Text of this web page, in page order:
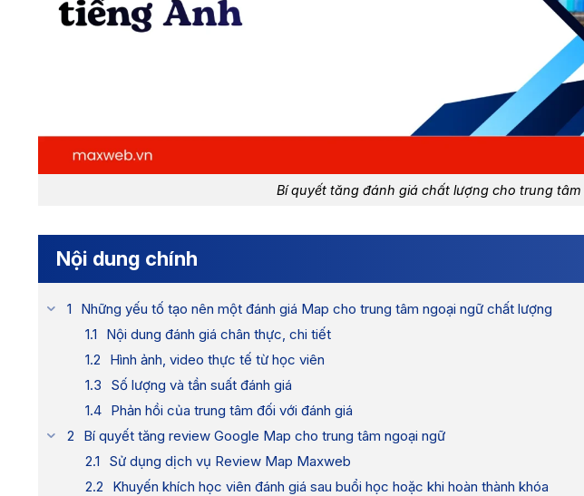
Bí quyết tăng đánh giá chất lượng cho trung
Nội dung chính
Những yếu tố tạo nên một đánh giá Map cho trung tâm ngoại ngữ chất lượng
Nội dung đánh giá chân thực, chi tiết
Hình ảnh, video thực tế từ học viên
Số lượng và tần suất đánh giá
Phản hồi của trung tâm đối với đánh giá
Bí quyết tăng review Google Map cho trung tâm ngoại ngữ
Sử dụng dịch vụ Review Map Maxweb
Khuyến khích học viên đánh giá sau buổi học hoặc khi hoàn thành khóa